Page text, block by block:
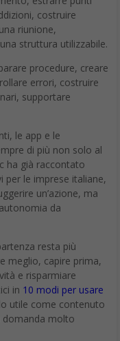
costruire
riunione,
struttura utilizzabile.
procedure, creare
errori, costruire
supportare
le app e le
di più non solo al
ha già raccontato
per le imprese italiane,
un’azione, ma
da
resta più
meglio, capire prima,
e risparmiare
in 10 modi per usare
utile come contenuto
domanda molto